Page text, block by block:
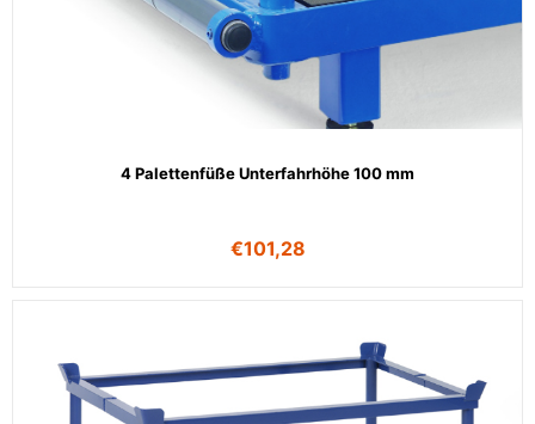
4 Palettenfüße Unterfahrhöhe 100 mm
€101,28